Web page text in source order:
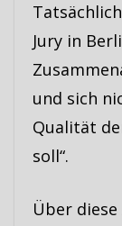
Jury in
und sich
Qualität
soll“.
Über